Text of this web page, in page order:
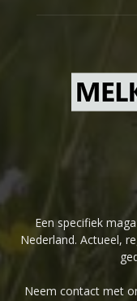
Een specifiek
Nederland. Actueel,
Neem contact met